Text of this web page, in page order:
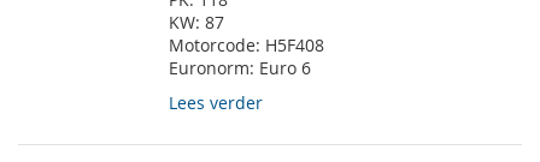
KW: 87
Motorcode: H5F408
Euronorm: Euro 6
Lees verder